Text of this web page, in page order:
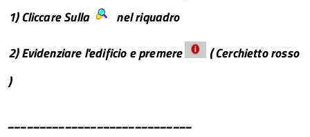
1) Cliccare Sulla
nel riquadro
2) Evidenziare l'edificio e premere
( Cerchietto rosso
)